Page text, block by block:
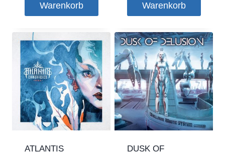
Warenkorb
Warenkorb
ATLANTIS
DUSK OF